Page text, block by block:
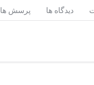
دیدگاه ها پرسش ها